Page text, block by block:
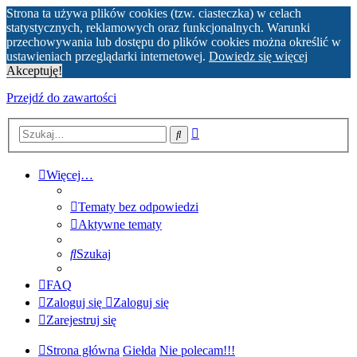
Strona ta używa plików cookies (tzw. ciasteczka) w celach
statystycznych, reklamowych oraz funkcjonalnych. Warunki
przechowywania lub dostępu do plików cookies można określić w
ustawieniach przeglądarki internetowej. Dowiedz się więcej
Akceptuję!
Przejdź do zawartości
Szukaj
Więcej…
Tematy bez odpowiedzi
Aktywne tematy
Szukaj
FAQ
Zaloguj się
Zaloguj się
Zarejestruj się
Strona główna Giełda Nie polecam!!!